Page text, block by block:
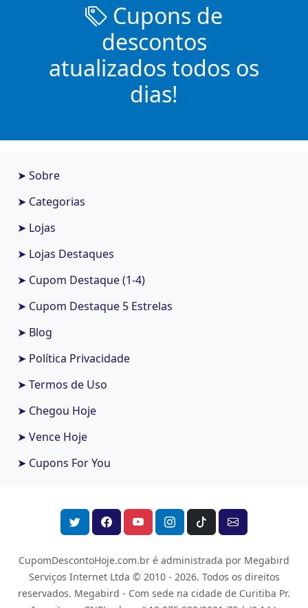
Cupons de
descontos
atualizados todos os
dias!
➤ Sobre
➤ Categorias
➤ Lojas
➤ Lojas Destaques
➤ Cupom Destaque (1-4)
➤ Cupom Destaque 5 Estrelas
➤ Blog
➤ Política Privacidade
➤ Termos de Uso
➤ Chegou Hoje
➤ Vence Hoje
➤ Cupons For You
CupomDescontoHoje.com.br é administrada por Megabird
Serviços Internet Ltda © 2010 - 2026. Todos os direitos
reservados. Megabird - Com sede na cidade de Curitiba Pr.